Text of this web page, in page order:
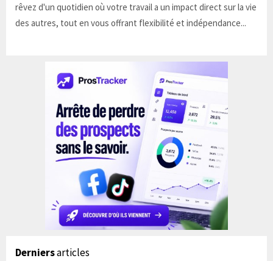
rêvez d'un quotidien où votre travail a un impact direct sur la vie
des autres, tout en vous offrant flexibilité et indépendance...
Derniersarticles